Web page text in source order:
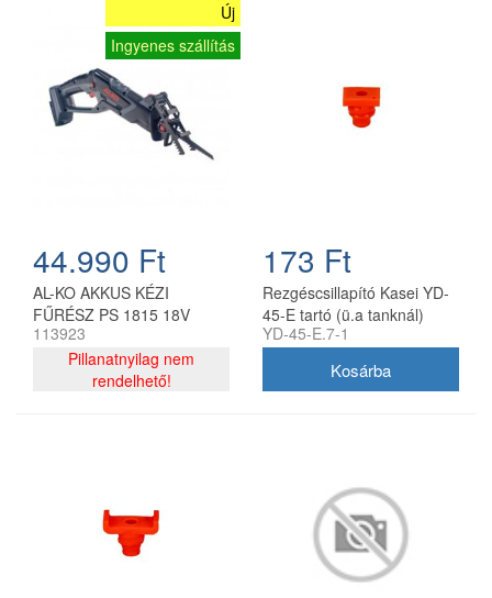
Új
Ingyenes szállítás
44.990 Ft
AL-KO AKKUS KÉZI
FŰRÉSZ PS 1815 18V
113923
Pillanatnyilag nem
rendelhető!
173 Ft
Rezgéscsillapító Kasei YD-
45-E tartó (ü.a tanknál)
YD-45-E.7-1